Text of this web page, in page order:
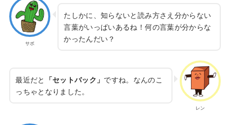
サボ
たしかに、知らないと読み方さえ分からない
言葉がいっぱいあるね！何の言葉が分からな
かったんだい？
レン
最近だと 「セットバック」 ですね。なんのこ
っちゃとなりました。